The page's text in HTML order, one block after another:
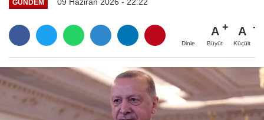
GÜNDEM
Dinle
A
Büyüt
A
Küçült